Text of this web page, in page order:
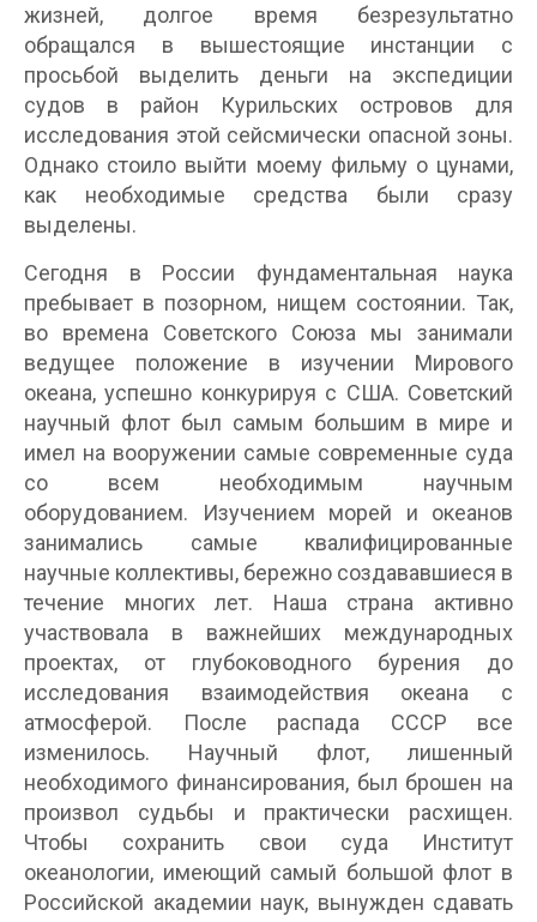
жизней, долгое время безрезультатно
обращался в вышестоящие инстанции с
просьбой выделить деньги на экспедиции
судов в район Курильских островов для
исследования этой сейсмически опасной зоны.
Однако стоило выйти моему фильму о цунами,
как необходимые средства были сразу
выделены.
Сегодня в России фундаментальная наука
пребывает в позорном, нищем состоянии. Так,
во времена Советского Союза мы занимали
ведущее положение в изучении Мирового
океана, успешно конкурируя с США. Советский
научный флот был самым большим в мире и
имел на вооружении самые современные суда
со всем необходимым научным
оборудованием. Изучением морей и океанов
занимались самые квалифицированные
научные коллективы, бережно создававшиеся в
течение многих лет. Наша страна активно
участвовала в важнейших международных
проектах, от глубоководного бурения до
исследования взаимодействия океана с
атмосферой. После распада СССР все
изменилось. Научный флот, лишенный
необходимого финансирования, был брошен на
произвол судьбы и практически расхищен.
Чтобы сохранить свои суда Институт
океанологии, имеющий самый большой флот в
Российской академии наук, вынужден сдавать